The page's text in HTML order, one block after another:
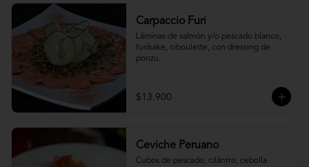
Carpaccio Furi
Láminas de salmón y/o pescado blanco,
furikake, ciboulette, con dressing de
ponzu.
$13.900
Ceviche Peruano
Cubos de pescado, cilántro, cebolla